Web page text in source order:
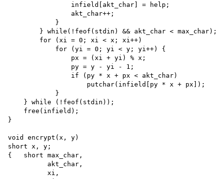
                infield[akt_char] = help;
                akt_char++;
            }
        } while(!feof(stdin) && akt_char < max_char);
        for (xi = 0; xi < x; xi++)
            for (yi = 0; yi < y; yi++) {
                px = (xi + yi) % x;
                py = y - yi - 1;
                if (py * x + px < akt_char)
                    putchar(infield[py * x + px]);
            }
    } while (!feof(stdin));
    free(infield);
}
void encrypt(x, y)
short x, y;
{   short max_char,
          akt_char,
          xi,